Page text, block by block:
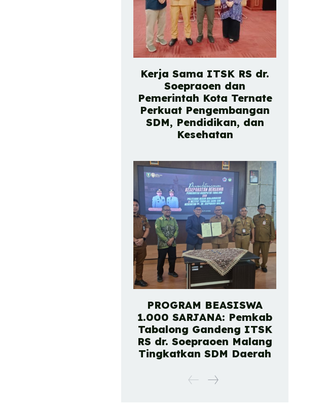
Kerja Sama ITSK RS dr.
Soepraoen dan
Pemerintah Kota Ternate
Perkuat Pengembangan
SDM, Pendidikan, dan
Kesehatan
PROGRAM BEASISWA
1.000 SARJANA: Pemkab
Tabalong Gandeng ITSK
RS dr. Soepraoen Malang
Tingkatkan SDM Daerah